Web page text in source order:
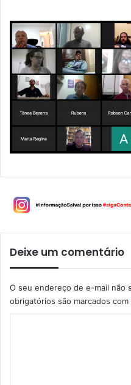
Deixe um comentário
O seu endereço de e-mail não
obrigatórios são marcados com